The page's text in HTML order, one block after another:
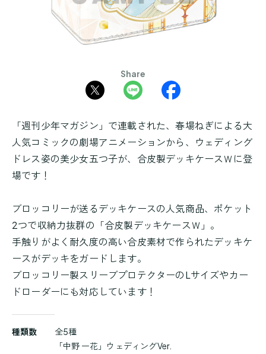
Share
「週刊少年マガジン」で連載された、春場ねぎによる大
人気コミックの劇場アニメーションから、ウェディング
ドレス姿の美少女五つ子が、合皮製デッキケースＷに登
場です！
ブロッコリーが送るデッキケースの人気商品、ポケット
2つで収納力抜群の「合皮製デッキケースＷ」。
手触りがよく耐久度の高い合皮素材で作られたデッキケ
ースがデッキをガードします。
ブロッコリー製スリーブプロテクターのLサイズやカー
ドローダーにも対応しています！
品
種類数
全5種
「中野 一花」ウェディングVer.